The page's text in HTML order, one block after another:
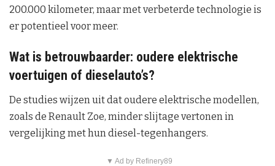
200.000 kilometer, maar met verbeterde technologie is
er potentieel voor meer.
Wat is betrouwbaarder: oudere elektrische
voertuigen of dieselauto’s?
De studies wijzen uit dat oudere elektrische modellen,
zoals de Renault Zoe, minder slijtage vertonen in
vergelijking met hun diesel-tegenhangers.
▼ Ad by Refinery89